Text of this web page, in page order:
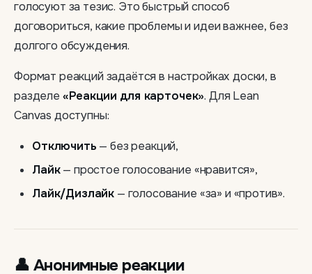
голосуют за тезис. Это быстрый способ
договориться, какие проблемы и идеи важнее, без
долгого обсуждения.
Формат реакций задаётся в настройках доски, в
разделе «Реакции для карточек». Для Lean
Canvas доступны:
Отключить — без реакций,
Лайк— простое голосование «нравится»,
Лайк/Дизлайк — голосование «за» и «против».
👤 Анонимные реакции